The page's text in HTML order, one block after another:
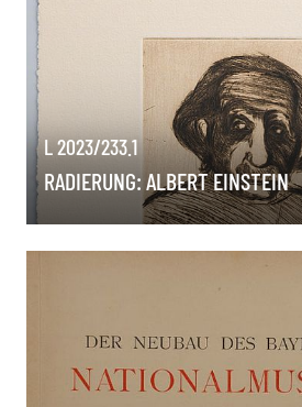
L 2023/233.1
RADIERUNG: ALBERT EINSTEIN